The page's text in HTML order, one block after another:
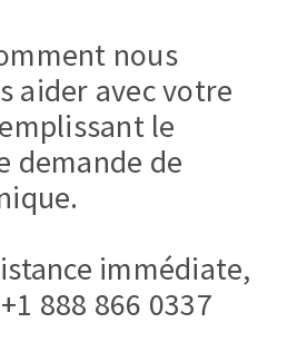
nous
aider avec votre
le
demande de
immédiate,
888 866 0337